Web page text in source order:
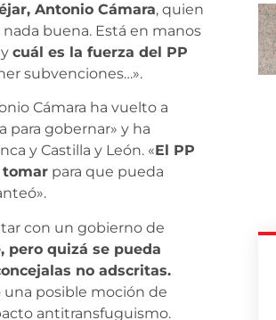
Antonio Cámara, quien
buena. Está en manos
cuál es la fuerza del PP
subvenciones…».
Cámara ha vuelto a
para gobernar» y ha
y Castilla y León. «El PP
tomar para que pueda
con un gobierno de
pero quizá se pueda
no adscritas.
una posible moción de
antitransfuguismo.